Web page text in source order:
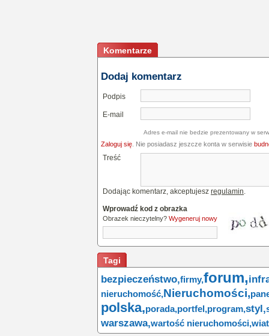
Komentarze
Dodaj komentarz
Podpis
E-mail
Adres e-mail nie bedzie prezentowany w
Zaloguj się . Nie posiadasz jeszcze konta w serwisie
Treść
Dodając komentarz, akceptujesz regulamin.
Wprowadź kod z obrazka
Obrazek nieczytelny? Wygeneruj nowy
Tagi
bezpieczeństwo,firmy,forum,
nieruchomość,Nieruchomości,
polska,porada,portfel,program,styl,
warszawa,wartość nieruchomości,